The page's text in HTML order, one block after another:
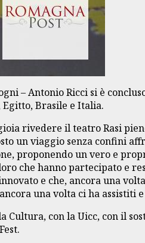
– Antonio Ricci si è
Brasile e Italia.
rivedere il teatro Rasi
un viaggio senza confini
proponendo un vero e
che hanno partecipato e
e che, ancora una
una volta ci ha assistiti
Cultura, con la Uicc, con il